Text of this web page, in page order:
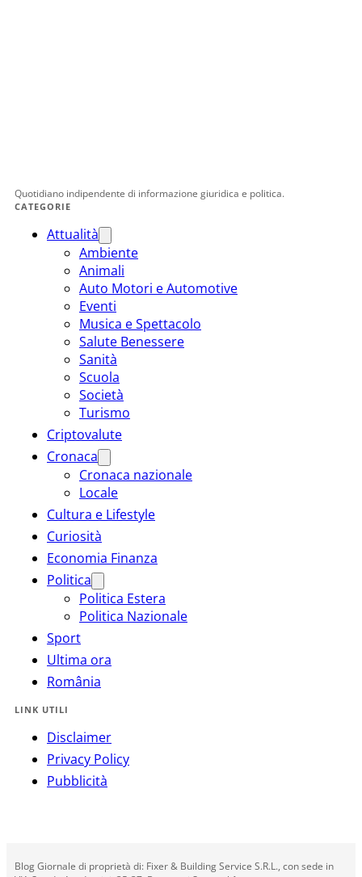
Quotidiano indipendente di informazione giuridica e politica.
CATEGORIE
Attualità
Ambiente
Animali
Auto Motori e Automotive
Eventi
Musica e Spettacolo
Salute Benessere
Sanità
Scuola
Società
Turismo
Criptovalute
Cronaca
Cronaca nazionale
Locale
Cultura e Lifestyle
Curiosità
Economia Finanza
Politica
Politica Estera
Politica Nazionale
Sport
Ultima ora
România
LINK UTILI
Disclaimer
Privacy Policy
Pubblicità
Blog Giornale di proprietà di: Fixer & Building Service S.R.L., con sede in